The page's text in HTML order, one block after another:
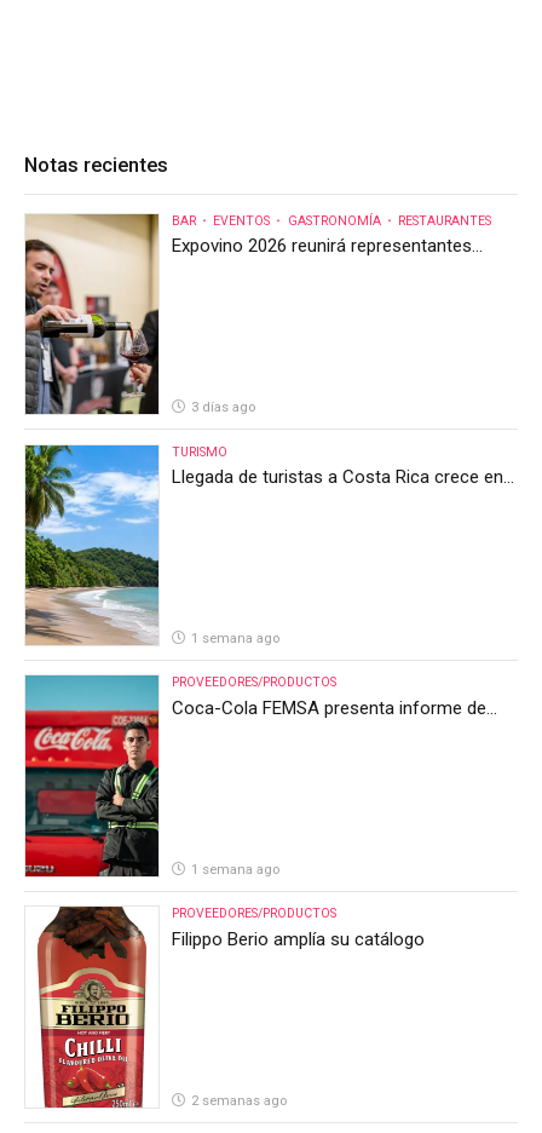
Notas recientes
BAR EVENTOS GASTRONOMÍA RESTAURANTES
Expovino 2026 reunirá representantes
3 días ago
TURISMO
Llegada de turistas a Costa Rica crece en
1 semana ago
PROVEEDORES/PRODUCTOS
Coca-Cola FEMSA presenta informe de
1 semana ago
PROVEEDORES/PRODUCTOS
Filippo Berio amplía su catálogo
2 semanas ago